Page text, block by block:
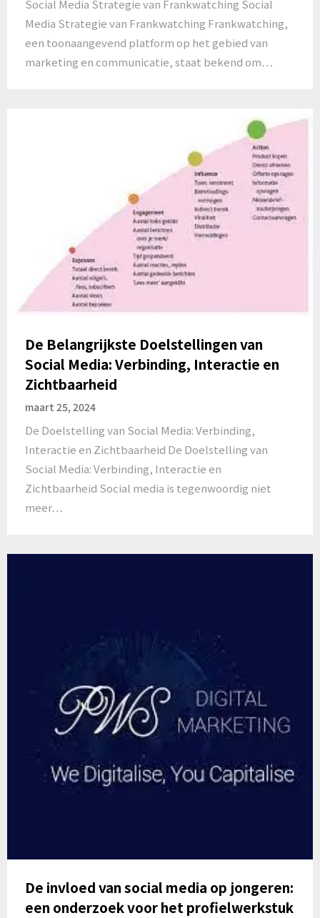
Social Media Strategie van Frankwatching Social
Media Strategie van Frankwatching Frankwatching,
een toonaangevend platform op het gebied van
marketing en communicatie, staat bekend om…
De Belangrijkste Doelstellingen van
Social Media: Verbinding, Interactie en
Zichtbaarheid
maart 25, 2024
De Doelstelling van Social Media: Verbinding,
Interactie en Zichtbaarheid De Doelstelling van
Social Media: Verbinding, Interactie en
Zichtbaarheid Social media is tegenwoordig niet
meer…
De invloed van social media op jongeren:
een onderzoek voor het profielwerkstuk